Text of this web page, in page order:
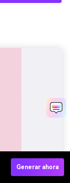
Generar ahora